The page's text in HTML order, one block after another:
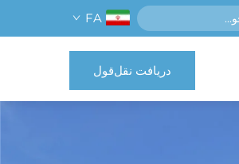
FA
دریافت نقل‌قول